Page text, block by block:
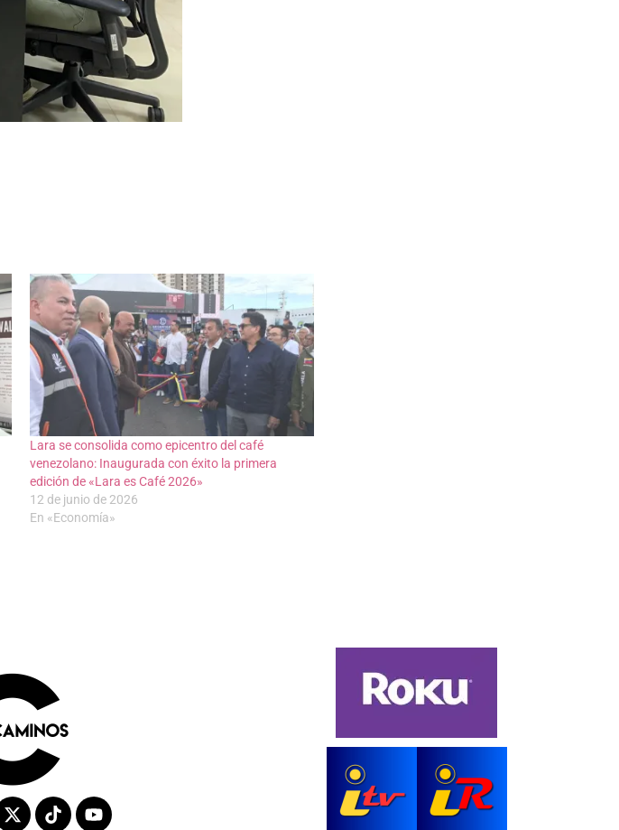
Lara se consolida como epicentro del café
venezolano: Inaugurada con éxito la primera
edición de «Lara es Café 2026»
12 de junio de 2026
En «Economía»